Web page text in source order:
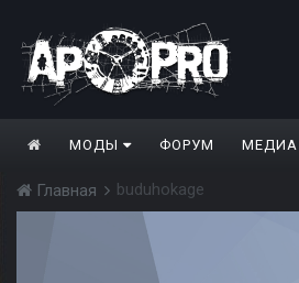
МОДЫ ФОРУМ МЕДИА
Главная buduhokage